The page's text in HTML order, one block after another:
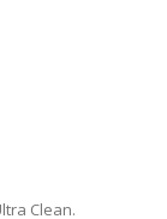
Clean.